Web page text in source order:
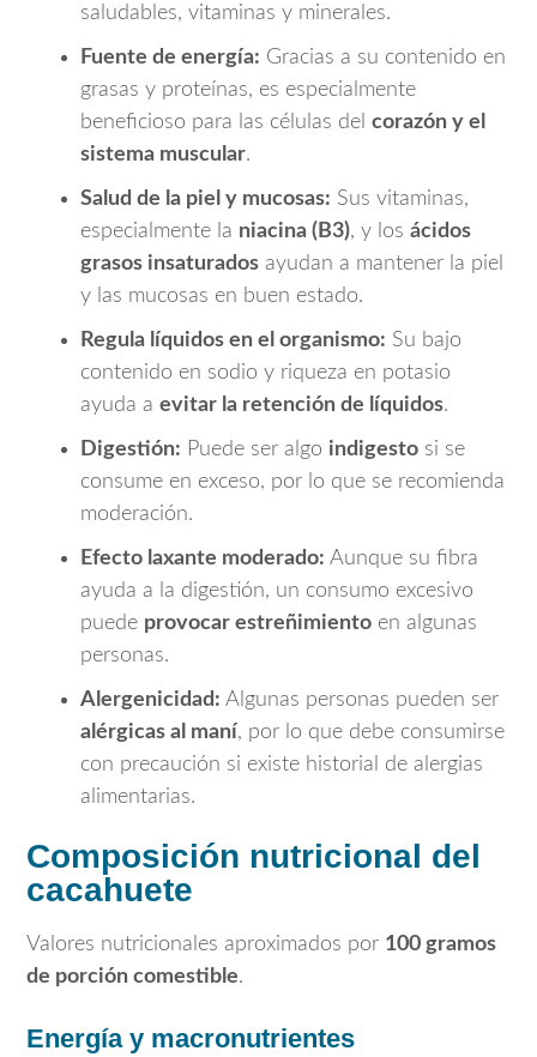
saludables, vitaminas y minerales.
Fuente de energía: Gracias a su contenido en
grasas y proteínas, es especialmente
beneficioso para las células del corazón y el
sistema muscular.
Salud de la piel y mucosas: Sus vitaminas,
especialmente la niacina (B3), y los ácidos
grasos insaturados ayudan a mantener la piel
y las mucosas en buen estado.
Regula líquidos en el organismo: Su bajo
contenido en sodio y riqueza en potasio
ayuda a evitar la retención de líquidos.
Digestión: Puede ser algo indigesto si se
consume en exceso, por lo que se recomienda
moderación.
Efecto laxante moderado: Aunque su fibra
ayuda a la digestión, un consumo excesivo
puede provocar estreñimiento en algunas
personas.
Alergenicidad: Algunas personas pueden ser
alérgicas al maní, por lo que debe consumirse
con precaución si existe historial de alergias
alimentarias.
Composición nutricional del
cacahuete
Valores nutricionales aproximados por 100 gramos
de porción comestible.
Energía y macronutrientes